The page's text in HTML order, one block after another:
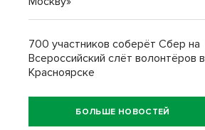
700 участников соберёт Сбер на
Всероссийский слёт волонтёров в
Красноярске
БОЛЬШЕ НОВОСТЕЙ